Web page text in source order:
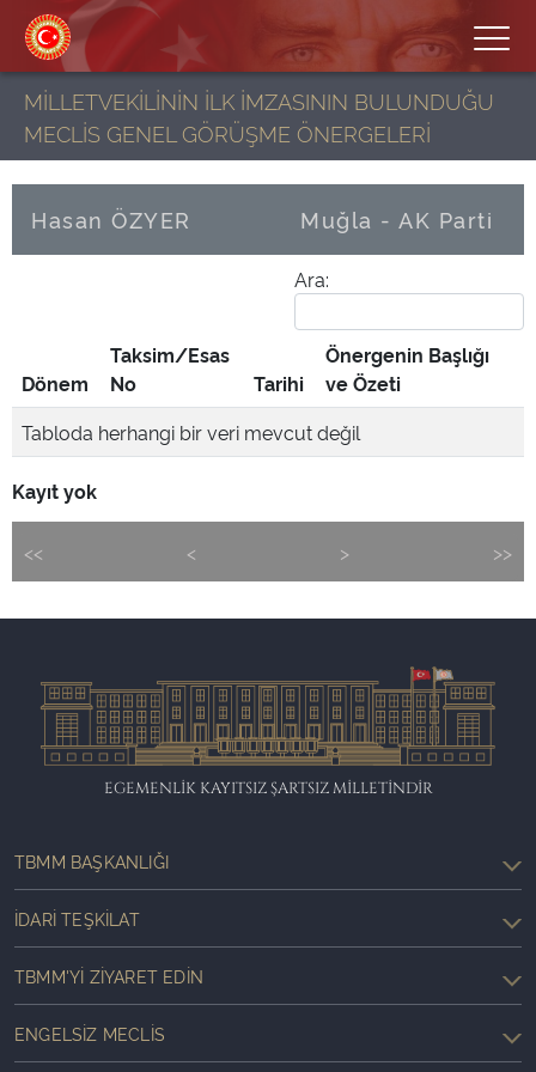
MİLLETVEKİLİNİN İLK İMZASININ BULUNDUĞU
MECLİS GENEL GÖRÜŞME ÖNERGELERİ
Hasan ÖZYER Muğla - AK Parti
Ara:
Dönem
Taksim/Esas
No
Tarihi
Önergenin Başlığı
ve Özeti
Tabloda herhangi bir veri mevcut değil
Kayıt yok
<< < > >>
EGEMENLİK KAYITSIZ ŞARTSIZ MİLLETİNDİR
TBMM BAŞKANLIĞI
İDARI TEŞKILAT
TBMM'YI ZIYARET EDIN
ENGELSIZ MECLIS